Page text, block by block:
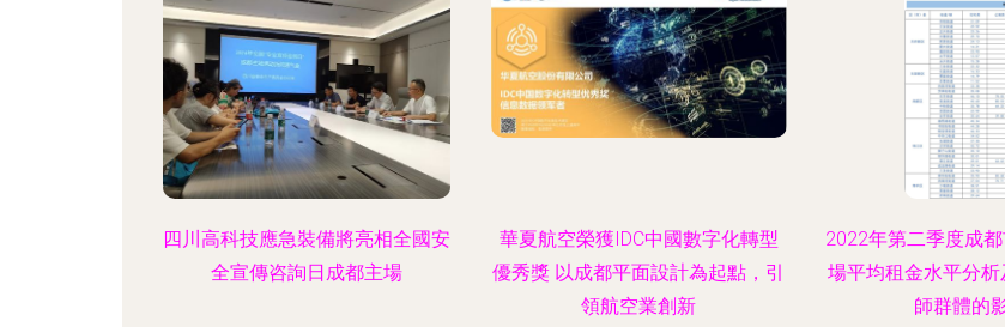
四川高科技應急裝備將亮相全國安
全宣傳咨詢日成都主場
華夏航空榮獲IDC中國數字化轉型
優秀獎 以成都平面設計為起點，引
領航空業創新
2022年第二季度成
場平均租金水平分
師群體的